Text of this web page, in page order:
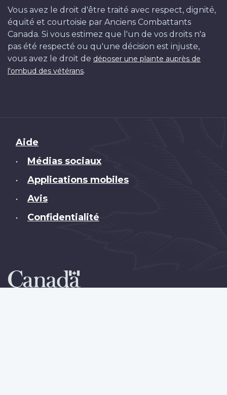
Vous avez le droit d'être traité avec respect, dignité,
équité et courtoisie par Anciens Combattants
Canada. Si vous estimez que l'un de vos droits n'a
pas été respecté ou qu'une décision est injuste,
vous avez le droit de déposer une plainte auprès de
l'ombud des vétérans.
Brand
Aide
• Médias sociaux
• Applications mobiles
• Avis
• Confidentialité